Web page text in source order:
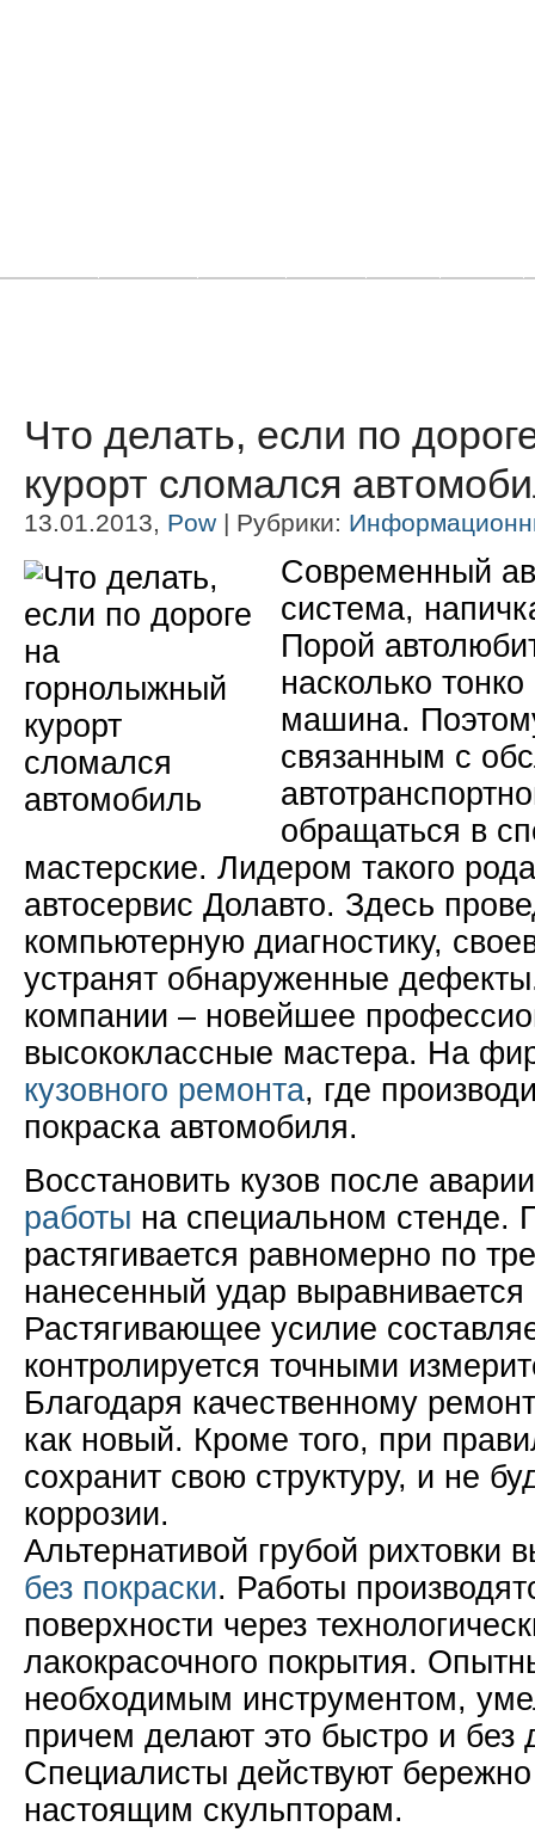
Что делать, если по
курорт сломался
13.01.2013, Pow | Рубрики:
Современный
система,
Порой
насколько
машина.
связанным с
обращаться в
мастерские. Лидером такого
автосервис Долавто. Здесь
компьютерную диагностику,
устранят обнаруженные
компании – новейшее
высококлассные мастера. На
кузовного ремонта, где
покраска автомобиля.
Восстановить кузов после
работы на специальном стенде.
растягивается равномерно по
нанесенный удар выравнивается
Растягивающее усилие
контролируется точными
Благодаря качественному
как новый. Кроме того, при
сохранит свою структуру, и не
коррозии.
Альтернативой грубой рихтовки
без покраски. Работы
поверхности через
лакокрасочного покрытия.
необходимым инструментом,
причем делают это быстро и без
Специалисты действуют
настоящим скульпторам.